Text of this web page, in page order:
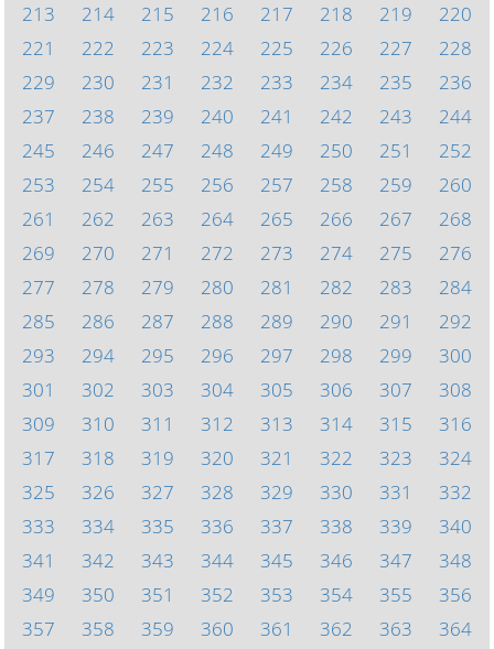
213
214 215 216 217 218 219
220
221
222 223 224 225 226 227
228
229
230 231 232 233 234 235
236
237
238 239 240 241 242 243
244
245
246 247 248 249 250 251
252
253
254 255 256 257 258 259
260
261
262 263 264 265 266 267
268
269
270 271 272 273 274 275
276
277
278 279 280 281 282 283
284
285
286 287 288 289 290 291
292
293
294 295 296 297 298 299
300
301
302 303 304 305 306 307
308
309
310 311 312 313 314 315
316
317
318 319 320 321 322 323
324
325
326 327 328 329 330 331
332
333
334 335 336 337 338 339
340
341
342 343 344 345 346 347
348
349
350 351 352 353 354 355
356
357
358 359 360 361 362 363 364